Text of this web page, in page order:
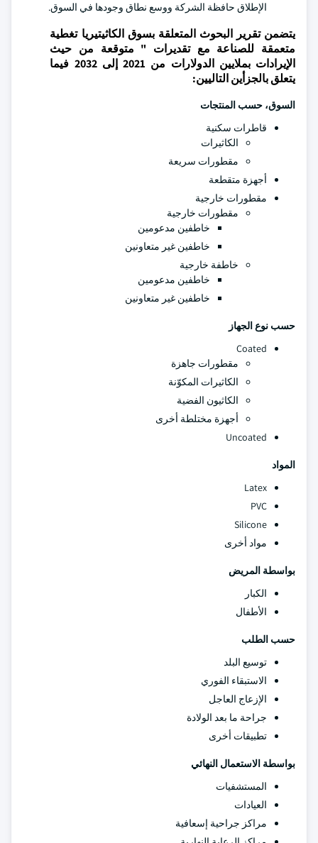
الإطلاق حافظة الشركة ووسع نطاق وجودها في السوق.
يتضمن تقرير البحوث المتعلقة بسوق الكاثيتيريا تغطية
متعمقة للصناعة مع تقديرات " متوقعة من حيث
الإيرادات بملايين الدولارات من 2021 إلى 2032 فيما
يتعلق بالجزأين التاليين:
السوق، حسب المنتجات
قاطرات سكنية
الكاثيرات
مقطورات سريعة
أجهزة متقطعة
مقطورات خارجية
مقطورات خارجية
خاطفين مدعومين
خاطفين غير متعاونين
خاطفة خارجية
خاطفين مدعومين
خاطفين غير متعاونين
حسب نوع الجهاز
Coated
مقطورات جاهزة
الكاثيرات المكوّنة
الكاثيون الفضية
أجهزة مختلطة أخرى
Uncoated
المواد
Latex
PVC
Silicone
مواد أخرى
بواسطة المريض
الكبار
الأطفال
حسب الطلب
توسيع البلد
الاستبقاء الفوري
الإزعاج العاجل
جراحة ما بعد الولادة
تطبيقات أخرى
بواسطة الاستعمال النهائي
المستشفيات
العيادات
مراكز جراحية إسعافية